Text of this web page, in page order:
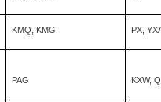
KMQ, KMG PX,
PAG KXW,